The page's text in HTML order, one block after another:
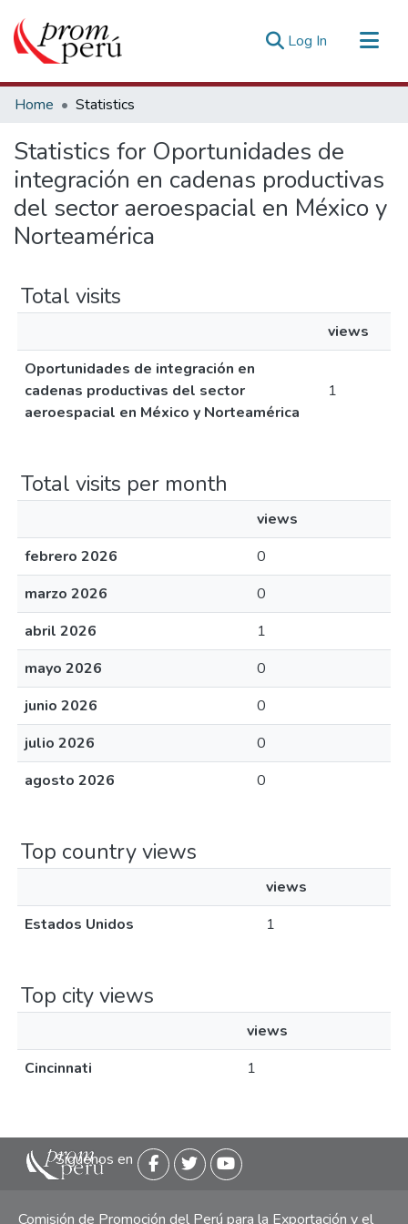
Log In (current)
Communities & Collections
Estadísticas Externas
Home Statistics
Statistics for Oportunidades de
integración en cadenas productivas
del sector aeroespacial en México y
Norteamérica
Total visits
views
Oportunidades de integración en
cadenas productivas del sector
aeroespacial en México y Norteamérica
1
Total visits per month
views
febrero 2026
0
marzo 2026
0
abril 2026
1
mayo 2026
0
junio 2026
0
julio 2026
0
agosto 2026
0
Top country views
views
Estados Unidos
1
Top city views
views
Cincinnati
1
Siguenos en
Comisión de Promoción del Perú para la Exportación y el